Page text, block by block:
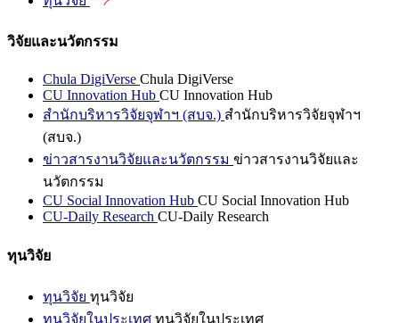
วิจัยและนวัตกรรม
Chula DigiVerse Chula DigiVerse
CU Innovation Hub CU Innovation Hub
สำนักบริหารวิจัยจุฬาฯ (สบจ.) สำนักบริหารวิจัยจุฬาฯ
(สบจ.)
ข่าวสารงานวิจัยและนวัตกรรม ข่าวสารงานวิจัยและ
นวัตกรรม
CU Social Innovation Hub CU Social Innovation Hub
CU-Daily Research CU-Daily Research
ทุนวิจัย
ทุนวิจัย ทุนวิจัย
ทุนวิจัยในประเทศ ทุนวิจัยในประเทศ